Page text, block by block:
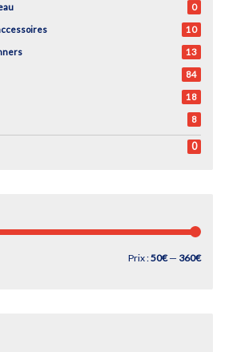
0
10
13
84
18
8
0
Prix :50€— 360€